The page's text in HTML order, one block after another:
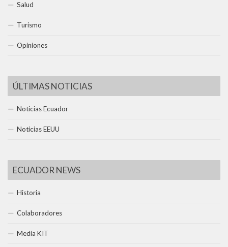
Salud
Turismo
Opiniones
ÚLTIMAS NOTICIAS
Noticias Ecuador
Noticias EEUU
ECUADOR NEWS
Historia
Colaboradores
Media KIT